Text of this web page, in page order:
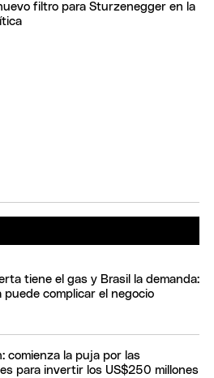
filtro para Sturzenegger en la
tiene el gas y Brasil la demanda:
puede complicar el negocio
comienza la puja por las
para invertir los US$250 millones